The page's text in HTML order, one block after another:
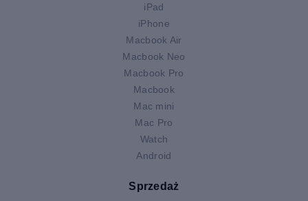
iPad
iPhone
Macbook Air
Macbook Neo
Macbook Pro
Macbook
Mac mini
Mac Pro
Watch
Android
Sprzedaż